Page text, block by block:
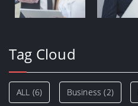
Tag Cloud
ALL (6) Business (2)